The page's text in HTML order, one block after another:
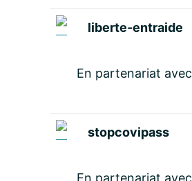
liberte-entraide
En partenariat avec
stopcovipass
En partenariat avec